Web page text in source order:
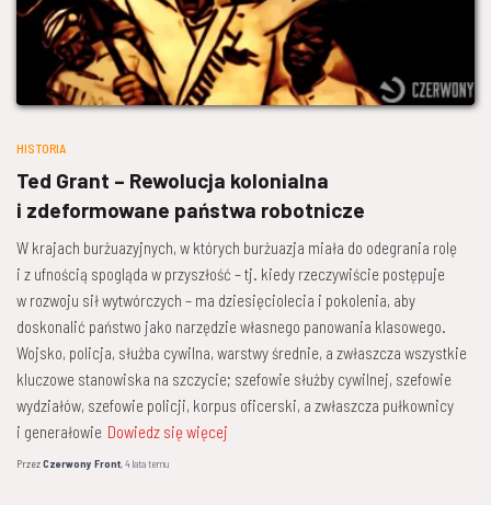
HISTORIA
Ted Grant – Rewolucja kolonialna
i zdeformowane państwa robotnicze
W krajach burżuazyjnych, w których burżuazja miała do odegrania rolę
i z ufnością spogląda w przyszłość – tj. kiedy rzeczywiście postępuje
w rozwoju sił wytwórczych – ma dziesięciolecia i pokolenia, aby
doskonalić państwo jako narzędzie własnego panowania klasowego.
Wojsko, policja, służba cywilna, warstwy średnie, a zwłaszcza wszystkie
kluczowe stanowiska na szczycie; szefowie służby cywilnej, szefowie
wydziałów, szefowie policji, korpus oficerski, a zwłaszcza pułkownicy
i generałowie Dowiedz się więcej
PrzezCzerwony Front,4 latatemu